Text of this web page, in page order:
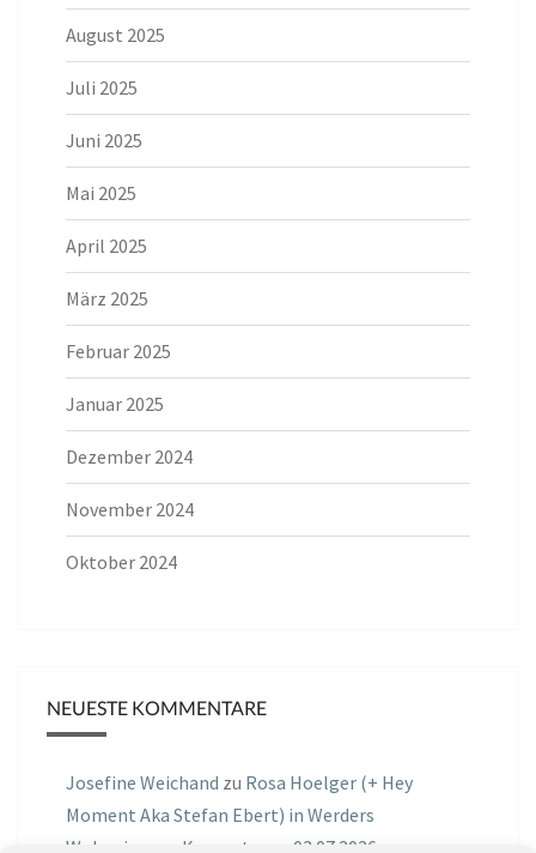
August 2025
Juli 2025
Juni 2025
Mai 2025
April 2025
März 2025
Februar 2025
Januar 2025
Dezember 2024
November 2024
Oktober 2024
NEUESTE KOMMENTARE
Josefine Weichand zu Rosa Hoelger (+ Hey
Moment Aka Stefan Ebert) in Werders
Wohnzimmer Konzerte am 03.07.2026